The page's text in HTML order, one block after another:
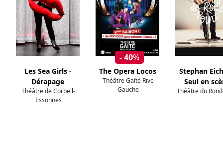
Les Sea Girls -
Dérapage
Théâtre de Corbeil-
Essonnes
- 40%
The Opera Locos
Théâtre Gaîté Rive
Gauche
Stephan
Seul en
Théâtre du